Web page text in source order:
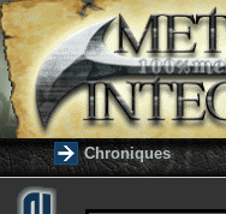
Chroniques